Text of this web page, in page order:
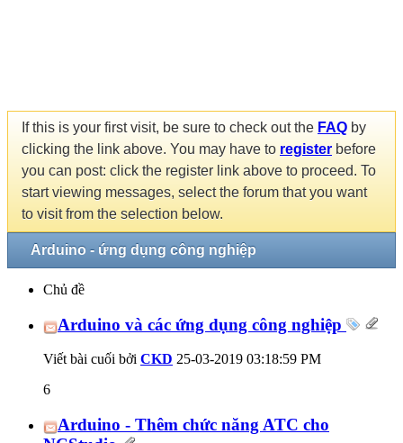
If this is your first visit, be sure to check out the FAQ by
clicking the link above. You may have to register before
you can post: click the register link above to proceed. To
start viewing messages, select the forum that you want
to visit from the selection below.
Arduino - ứng dụng công nghiệp
Chủ đề
Arduino và các ứng dụng công nghiệp
Viết bài cuối bởi CKD 25-03-2019 03:18:59 PM
6
Arduino - Thêm chức năng ATC cho